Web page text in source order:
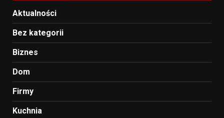
Aktualności
Bez kategorii
Biznes
Dom
Firmy
Kuchnia